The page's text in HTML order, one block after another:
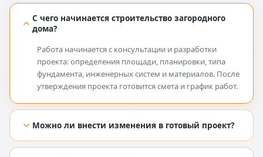
С чего начинается строительство загородного
дома?
Работа начинается с консультации и разработки
проекта: определения площади, планировки, типа
фундамента, инженерных систем и материалов. После
утверждения проекта готовится смета и график работ.
Можно ли внести изменения в готовый проект?
[TODO: добавить ответ из Figma]